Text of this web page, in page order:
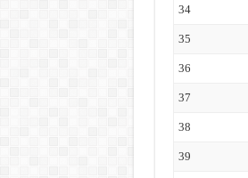
34
35
36
37
38
39